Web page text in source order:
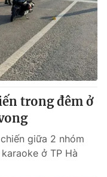
trong đêm ở
giữa 2 nhóm
ở TP Hà